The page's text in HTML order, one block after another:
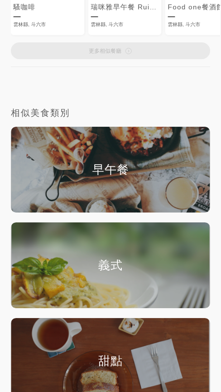
騷咖啡
雲林縣, 斗六市
瑞咪雅早午餐 RuimiyaBrunch
雲林縣, 斗六市
Food one餐酒
雲林縣, 斗六市
更多相似餐廳
相似美食類別
早午餐
義式
甜點